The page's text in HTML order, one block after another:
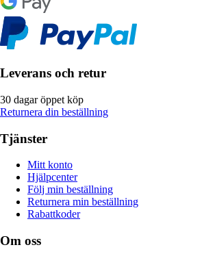
Leverans och retur
30 dagar öppet köp
Returnera din beställning
Tjänster
Mitt konto
Hjälpcenter
Följ min beställning
Returnera min beställning
Rabattkoder
Om oss